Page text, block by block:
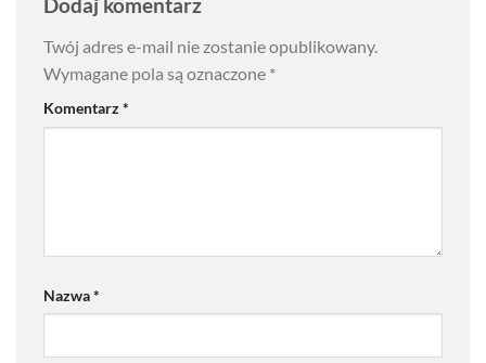
Dodaj komentarz
Twój adres e-mail nie zostanie opublikowany.
Wymagane pola są oznaczone *
Komentarz*
Nazwa*